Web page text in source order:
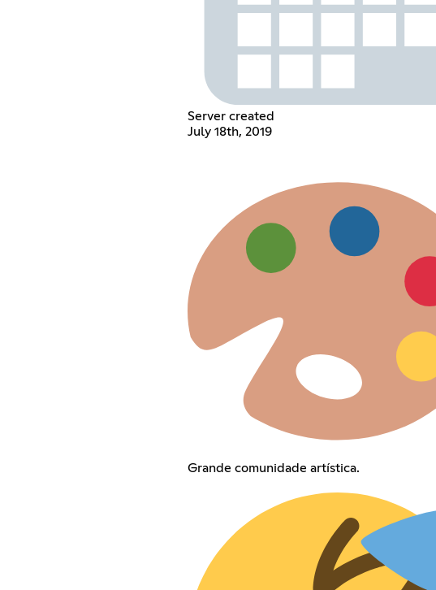
Server created
July 18th, 2019
Grande comunidade artística.